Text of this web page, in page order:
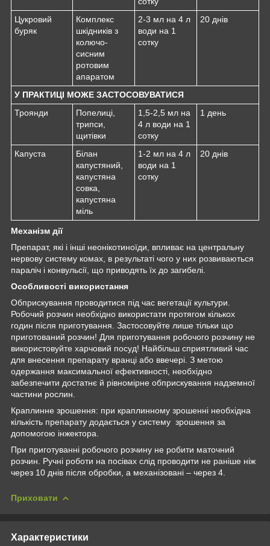
Цукровий
буряк
Комплекс
шкідників з
колючо-
сисним
ротовим
апаратом
2-3 мл на 4 л
води на 1
сотку
20 днів
У ПРАКТИЦІ МОЖЕ ЗАСТОСОВУВАТИСЯ
Троянди
Попелиці,
трипси,
щитівки
1,5-2,5 мл на
4 л води на 1
сотку
1 день
Капуста
Білан
капустяний,
капустяна
совка,
капустяна
міль
1-2 мл на 4 л
води на 1
сотку
20 днів
Механізм дії
Препарат, які і інші неонікотиноїди, впливає на центральну
нервову систему комах, в результаті чого у них розвиваються
параліч і конвульсії, що приводять їх до загибелі.
Особливості використання
Обприскування проводитися під час вегетації культури.
Робочий розчин необхідно використати протягом кількох
годин після приготування. Застосовуйте лише тільки що
приготований розчин! Для приготування робочого розчину не
використовуйте харчовий посуд! Найбільш сприятливий час
для внесення препарату вранці або ввечері. З метою
одержання максимальної ефективності, необхідно
забезпечити достатнє й рівномірне обприскування надземної
частини рослин.
Краплинне зрошення: при краплинному зрошенні необхідна
кількість препарату додається у систему зрошення за
допомогою інжектора.
При приготуванні робочого розчину не робити маточний
розчин. Ручні роботи на посівах слід проводити не раніше ніж
через 10 днів після обробки, а механізовані – через 4.
Приховати
Характеристики